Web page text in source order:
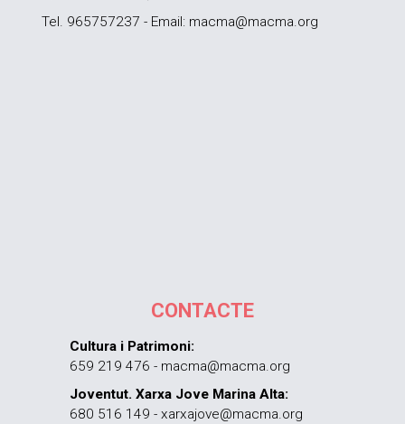
Tel. 965757237 - Email: macma@macma.org
CONTACTE
Cultura i Patrimoni:
659 219 476 - macma@macma.org
Joventut. Xarxa Jove Marina Alta:
680 516 149 - xarxajove@macma.org